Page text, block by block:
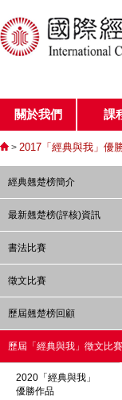
關於我們 課
> 2017「經典與我」優
經典翹楚榜簡介
最新翹楚榜(評核)資訊
書法比賽
徵文比賽
歷屆翹楚榜回顧
歷屆「經典與我」徵文比賽
2020「經典與我」
優勝作品